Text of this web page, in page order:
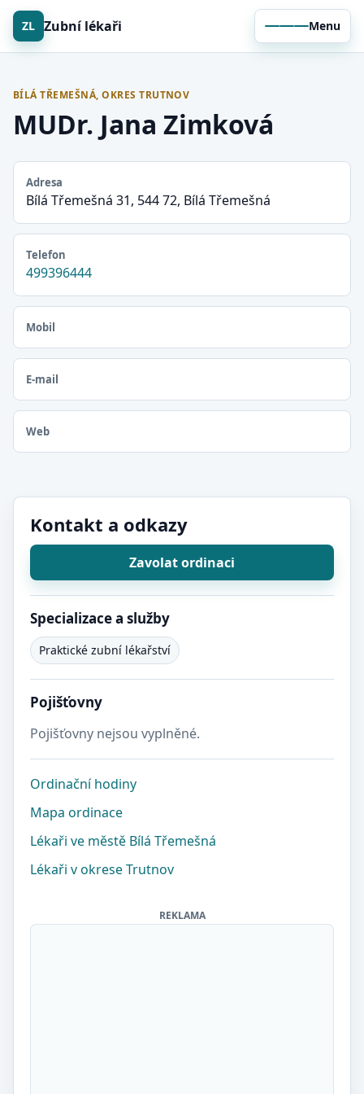
ZL Zubní lékaři Menu
BÍLÁ TŘEMEŠNÁ, OKRES TRUTNOV
MUDr. Jana Zimková
Adresa
Bílá Třemešná 31, 544 72, Bílá Třemešná
Telefon
499396444
Mobil
E-mail
Web
Kontakt a odkazy
Zavolat ordinaci
Specializace a služby
Praktické zubní lékařství
Pojišťovny
Pojišťovny nejsou vyplněné.
Ordinační hodiny
Mapa ordinace
Lékaři ve městě Bílá Třemešná
Lékaři v okrese Trutnov
REKLAMA